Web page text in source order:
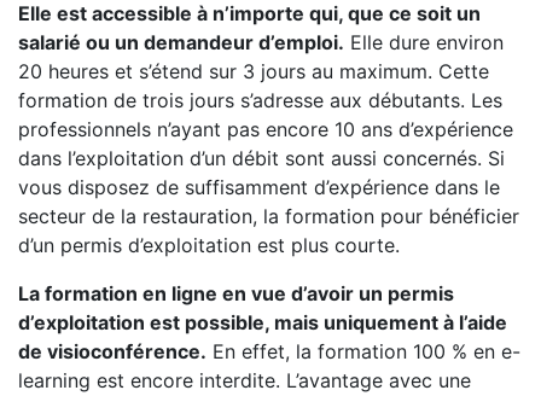
Elle est accessible à n’importe qui, que ce soit un
salarié ou un demandeur d’emploi. Elle dure environ
20 heures et s’étend sur 3 jours au maximum. Cette
formation de trois jours s’adresse aux débutants. Les
professionnels n’ayant pas encore 10 ans d’expérience
dans l’exploitation d’un débit sont aussi concernés. Si
vous disposez de suffisamment d’expérience dans le
secteur de la restauration, la formation pour bénéficier
d’un permis d’exploitation est plus courte.
La formation en ligne en vue d’avoir un permis
d’exploitation est possible, mais uniquement à l’aide
de visioconférence. En effet, la formation 100 % en e-
learning est encore interdite. L’avantage avec une